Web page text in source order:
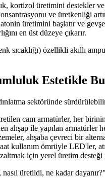
kortizol üretimini destekler ve
ve üretkenliği
üretimini başlatır ve
en üst düzeye çıkarır.
sıcaklığı) özellikli akıllı
Estetikle
sektöründe
cam armatürler, her
ahşap ile yapılan armatürler
ahşaba çevreci bir
kullanım ömrüyle LED'ler,
için yerel üretim desteği
üretildi, ne kadar